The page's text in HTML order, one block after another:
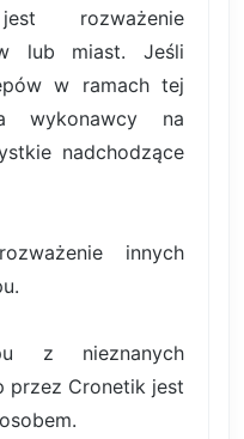
rozważenie
lub miast. Jeśli
w ramach tej
wykonawcy na
nadchodzące
innych
z nieznanych
przez Cronetik jest